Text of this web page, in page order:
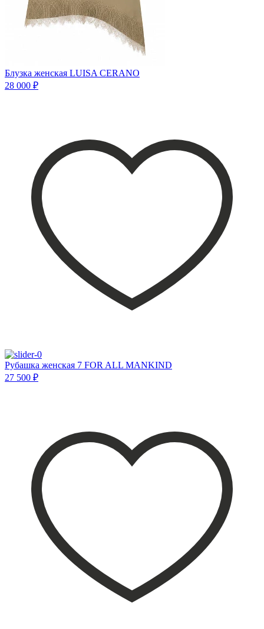
Блузка женская LUISA CERANO
28 000 ₽
Рубашка женская 7 FOR ALL MANKIND
27 500 ₽